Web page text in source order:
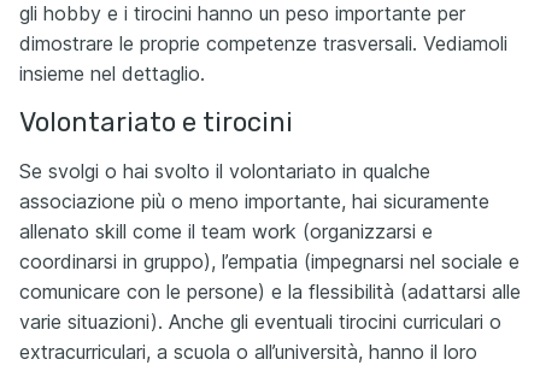
gli hobby e i tirocini hanno un peso importante per
dimostrare le proprie competenze trasversali. Vediamoli
insieme nel dettaglio.
Volontariato e tirocini
Se svolgi o hai svolto il volontariato in qualche
associazione più o meno importante, hai sicuramente
allenato skill come il team work (organizzarsi e
coordinarsi in gruppo), l’empatia (impegnarsi nel sociale e
comunicare con le persone) e la flessibilità (adattarsi alle
varie situazioni). Anche gli eventuali tirocini curriculari o
extracurriculari, a scuola o all’università, hanno il loro